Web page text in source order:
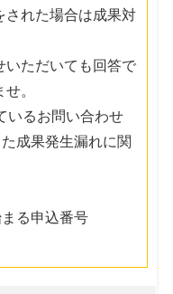
された場合は成果対
いただいても回答で
。
いるお問い合わせ
成果発生漏れに関
る申込番号